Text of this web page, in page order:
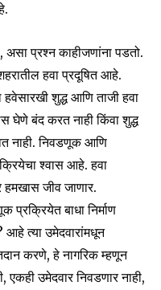
असा प्रश्न काहीजणांना पडतो.
हवा प्रदूषित आहे.
हवेसारखी शुद्ध आणि ताजी हवा
घेणे बंद करत नाही किंवा शुद्ध
नाही. निवडणूक आणि
श्वास आहे. हवा
जीव जाणार.
प्रक्रियेत बाधा निर्माण
आहे त्या उमेदवारांमधून
करणे, हे नागरिक म्हणून
उमेदवार निवडणार नाही,